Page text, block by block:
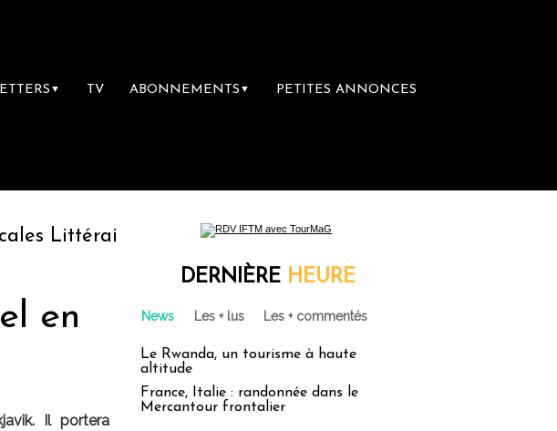
▼ TV ABONNEMENTS ▼ PETITES ANNONCES
la première librairie du voyage
en
Il portera
DERNIÈRE HEURE
News Les + lus Les + commentés
Le Rwanda, un tourisme à haute
altitude
France, Italie : randonnée dans le
Mercantour frontalier